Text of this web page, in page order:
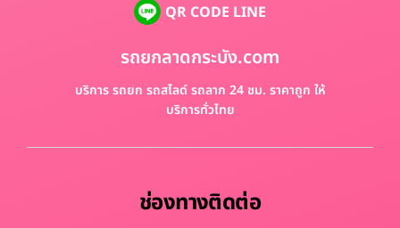
QR CODE LINE
รถยกลาดกระบัง.com
บริการ รถยก รถสไลด์ รถลาก 24 ชม. ราคาถูก ให้
บริการทั่วไทย
ช่องทางติดต่อ